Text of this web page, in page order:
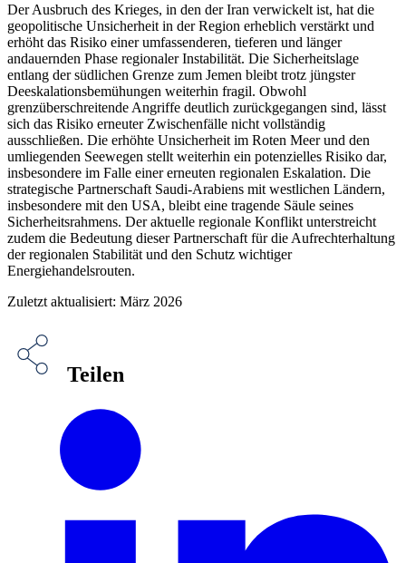
Der Ausbruch des Krieges, in den der Iran verwickelt ist, hat die
geopolitische Unsicherheit in der Region erheblich verstärkt und
erhöht das Risiko einer umfassenderen, tieferen und länger
andauernden Phase regionaler Instabilität. Die Sicherheitslage
entlang der südlichen Grenze zum Jemen bleibt trotz jüngster
Deeskalationsbemühungen weiterhin fragil. Obwohl
grenzüberschreitende Angriffe deutlich zurückgegangen sind, lässt
sich das Risiko erneuter Zwischenfälle nicht vollständig
ausschließen. Die erhöhte Unsicherheit im Roten Meer und den
umliegenden Seewegen stellt weiterhin ein potenzielles Risiko dar,
insbesondere im Falle einer erneuten regionalen Eskalation. Die
strategische Partnerschaft Saudi-Arabiens mit westlichen Ländern,
insbesondere mit den USA, bleibt eine tragende Säule seines
Sicherheitsrahmens. Der aktuelle regionale Konflikt unterstreicht
zudem die Bedeutung dieser Partnerschaft für die Aufrechterhaltung
der regionalen Stabilität und den Schutz wichtiger
Energiehandelsrouten.
Zuletzt aktualisiert: März 2026
Teilen